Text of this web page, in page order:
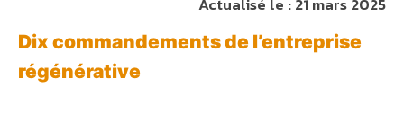
Actualisé le :21 mars 2025
Dix commandements de l’entreprise
régénérative